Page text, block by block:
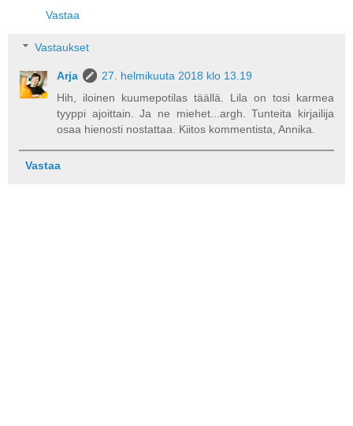
Vastaa
Vastaukset
Arja
27. helmikuuta 2018 klo 13.19
Hih, iloinen kuumepotilas täällä. Lila on tosi karmea
tyyppi ajoittain. Ja ne miehet...argh. Tunteita kirjailija
osaa hienosti nostattaa. Kiitos kommentista, Annika.
Vastaa